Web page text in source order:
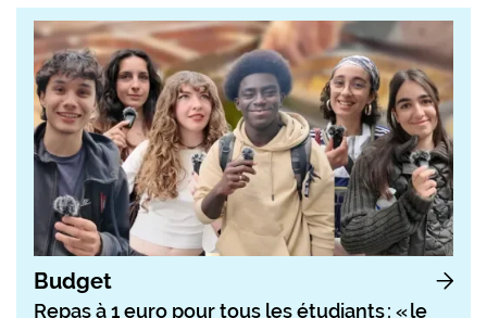
Budget
Repas à 1 euro pour tous les étudiants : « le